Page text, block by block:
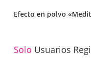
Efecto en polvo
Solo Usuarios